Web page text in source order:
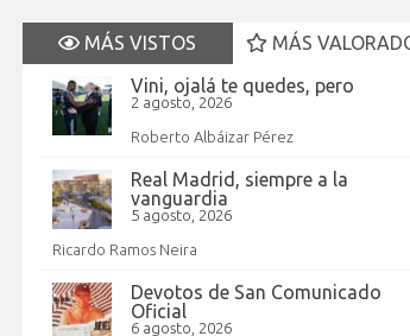
MÁS VISTOS
MÁS
Vini, ojalá te quedes, pero
2 agosto, 2026
Roberto Albáizar Pérez
Real Madrid, siempre a la
vanguardia
5 agosto, 2026
Ricardo Ramos Neira
Devotos de San Comunicado
Oficial
6 agosto, 2026